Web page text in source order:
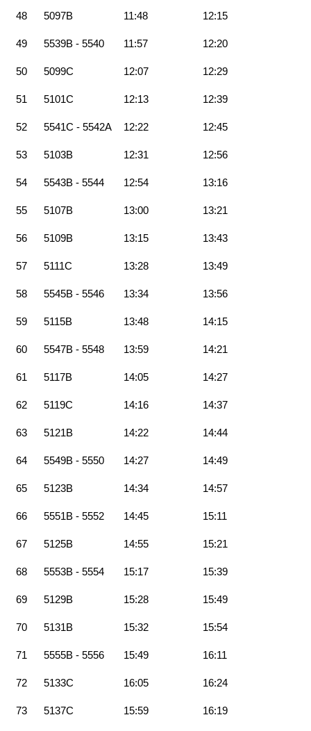
48 5097B 11:48 12:15
49 5539B - 5540 11:57 12:20
50 5099C 12:07 12:29
51 5101C 12:13 12:39
52 5541C - 5542A 12:22 12:45
53 5103B 12:31 12:56
54 5543B - 5544 12:54 13:16
55 5107B 13:00 13:21
56 5109B 13:15 13:43
57 5111C 13:28 13:49
58 5545B - 5546 13:34 13:56
59 5115B 13:48 14:15
60 5547B - 5548 13:59 14:21
61 5117B 14:05 14:27
62 5119C 14:16 14:37
63 5121B 14:22 14:44
64 5549B - 5550 14:27 14:49
65 5123B 14:34 14:57
66 5551B - 5552 14:45 15:11
67 5125B 14:55 15:21
68 5553B - 5554 15:17 15:39
69 5129B 15:28 15:49
70 5131B 15:32 15:54
71 5555B - 5556 15:49 16:11
72 5133C 16:05 16:24
73 5137C 15:59 16:19